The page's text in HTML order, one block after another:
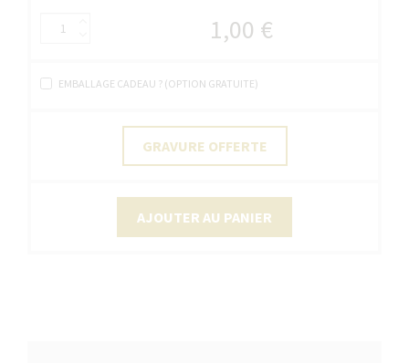
1,00 €
EMBALLAGE CADEAU ? (OPTION GRATUITE)
GRAVURE OFFERTE
AJOUTER AU PANIER